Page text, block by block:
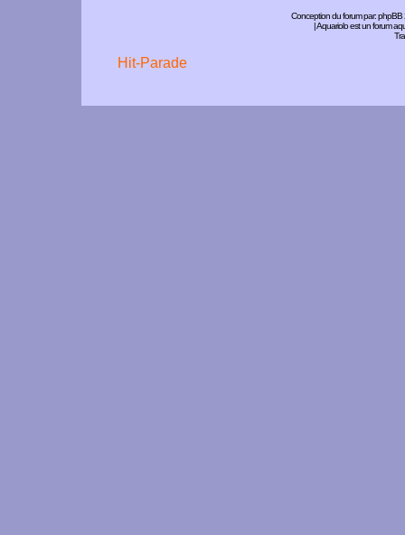
Conception du forum par:phpBB
| Aquariolo est un forum